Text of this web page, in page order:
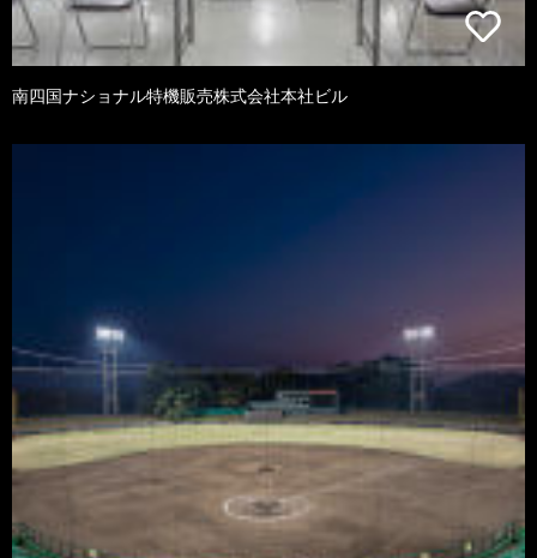
南四国ナショナル特機販売株式会社本社ビル